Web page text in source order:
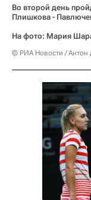
Во второй день
Плишкова -
На фото: Мария
© РИА Новости / Антон